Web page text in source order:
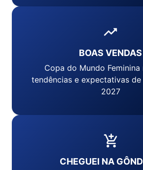
BOAS VENDAS
Copa do Mundo Feminina
tendências e expectativas de
2027
CHEGUEI NA